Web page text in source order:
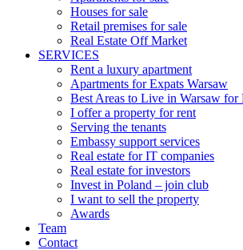
Houses for sale
Retail premises for sale
Real Estate Off Market
SERVICES
Rent a luxury apartment
Apartments for Expats Warsaw
Best Areas to Live in Warsaw for
I offer a property for rent
Serving the tenants
Embassy support services
Real estate for IT companies
Real estate for investors
Invest in Poland – join club
I want to sell the property
Awards
Team
Contact